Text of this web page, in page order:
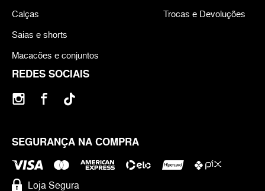
REDES SOCIAIS
SEGURANÇA NA COMPRA
Loja Segura
Calças
Saias e shorts
Macacões e conjuntos
Trocas e Devoluções